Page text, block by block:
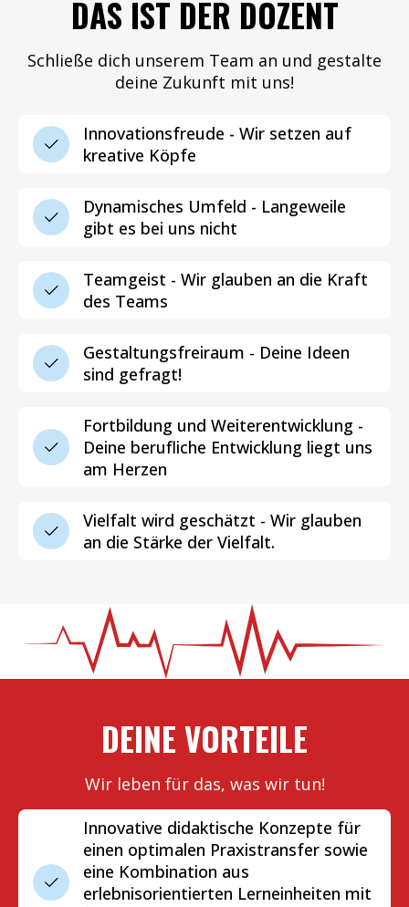
DAS IST DER DOZENT
Schließe dich unserem Team an und gestalte
deine Zukunft mit uns!
Innovationsfreude - Wir setzen auf
kreative Köpfe
Dynamisches Umfeld - Langeweile
gibt es bei uns nicht
Teamgeist - Wir glauben an die Kraft
des Teams
Gestaltungsfreiraum - Deine Ideen
sind gefragt!
Fortbildung und Weiterentwicklung -
Deine berufliche Entwicklung liegt uns
am Herzen
Vielfalt wird geschätzt - Wir glauben
an die Stärke der Vielfalt.
DEINE VORTEILE
Wir leben für das, was wir tun!
Innovative didaktische Konzepte für
einen optimalen Praxistransfer sowie
eine Kombination aus
erlebnisorientierten Lerneinheiten mit